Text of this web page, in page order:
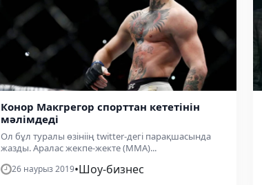
Конор Макгрегор спорттан кететінін
мәлімдеді
Ол бұл туралы өзініің twitter-дегі парақшасында
жазды. Аралас жекпе-жекте (ММА)...
26 наурыз 2019•Шоу-бизнес